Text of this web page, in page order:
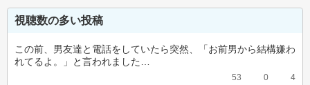
視聴数の多い投稿
この前、男友達と電話をしていたら突然、「お前男から結構嫌わ
れてるよ。」と言われました…
53 0 4